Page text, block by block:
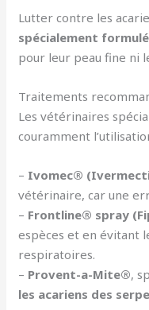
Lutter contre les
spécialement
pour leur peau fine ni
Traitements
Les vétérinaires
couramment
– Ivomec®
vétérinaire, car une
– Frontline® spray
espèces et en évitant
respiratoires.
– Provent-a-Mite®,
les acariens des